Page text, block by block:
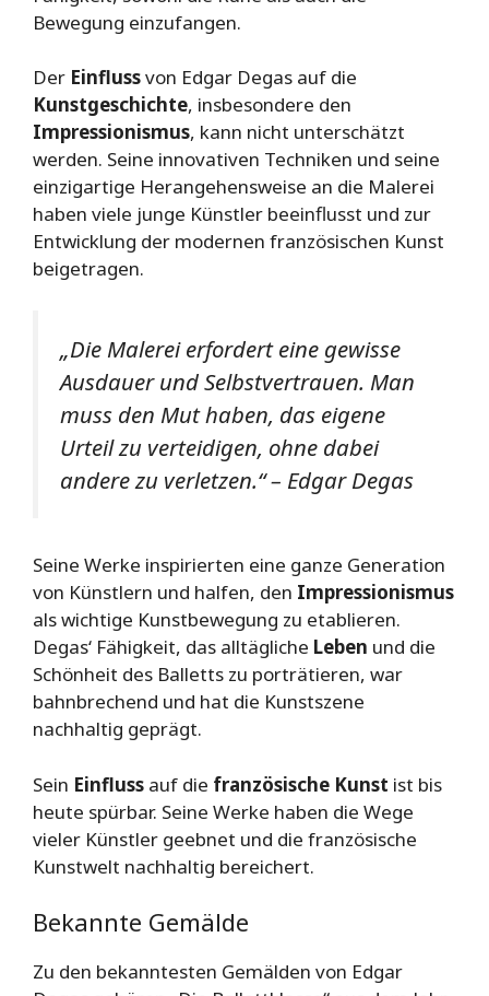
Bewegung einzufangen.
Der Einflussvon Edgar Degas auf die
Kunstgeschichte, insbesondere den
Impressionismus, kann nicht unterschätzt
werden. Seine innovativen Techniken und seine
einzigartige Herangehensweise an die Malerei
haben viele junge Künstler beeinflusst und zur
Entwicklung der modernen französischen Kunst
beigetragen.
„Die Malerei erfordert eine gewisse
Ausdauer und Selbstvertrauen. Man
muss den Mut haben, das eigene
Urteil zu verteidigen, ohne dabei
andere zu verletzen.“ – Edgar Degas
Seine Werke inspirierten eine ganze Generation
von Künstlern und halfen, den Impressionismus
als wichtige Kunstbewegung zu etablieren.
Degas‘ Fähigkeit, das alltägliche Leben und die
Schönheit des Balletts zu porträtieren, war
bahnbrechend und hat die Kunstszene
nachhaltig geprägt.
Sein Einfluss auf die französische Kunst ist bis
heute spürbar. Seine Werke haben die Wege
vieler Künstler geebnet und die französische
Kunstwelt nachhaltig bereichert.
Bekannte Gemälde
Zu den bekanntesten Gemälden von Edgar